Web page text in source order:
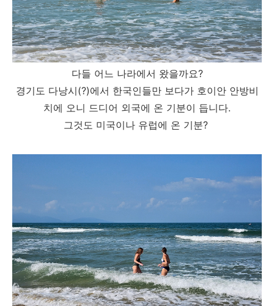
다들 어느 나라에서 왔을까요?
경기도 다낭시(?)에서 한국인들만 보다가 호이안 안방비
치에 오니 드디어 외국에 온 기분이 듭니다.
그것도 미국이나 유럽에 온 기분?